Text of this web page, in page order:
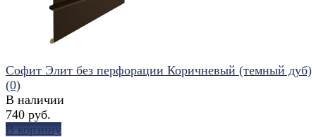
Софит Элит без перфорации Коричневый (темный дуб)
(0)
В наличии
740 руб.
В корзину